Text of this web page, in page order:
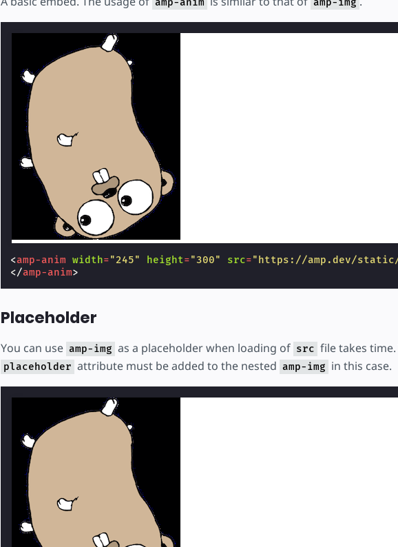
<amp-anim width="245" height="300" src="https://amp.dev/static/
</amp-anim>
Placeholder
You can use amp-img as a placeholder when loading of src file takes time.
placeholder attribute must be added to the nested amp-img in this case.